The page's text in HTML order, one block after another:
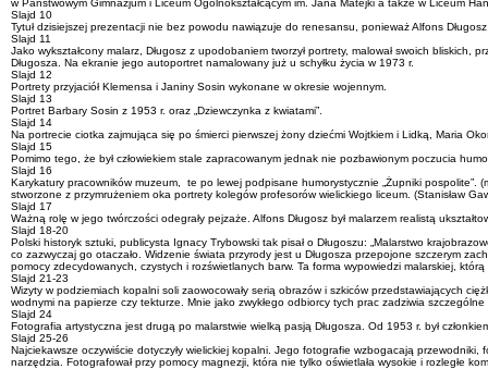
w Państwowym Gimnazjum i Liceum Ogólnokształcącym im. Jana Matejki a także w Liceum
Slajd 10
Tytuł dzisiejszej prezentacji nie bez powodu nawiązuje do renesansu, ponieważ Alfons
Slajd 11
Jako wykształcony malarz, Długosz z upodobaniem tworzył portrety, malował swoich
Długosza. Na ekranie jego autoportret namalowany już u schyłku życia w 1973 r.
Slajd 12
Portrety przyjaciół Klemensa i Janiny Sosin wykonane w okresie wojennym.
Slajd 13
Portret Barbary Sosin z 1953 r. oraz „Dziewczynka z kwiatami”.
Slajd 14
Na portrecie ciotka zajmująca się po śmierci pierwszej żony dziećmi Wojtkiem i Lidką, Maria
Slajd 15
Pomimo tego, że był człowiekiem stale zapracowanym jednak nie pozbawionym poczucia
Slajd 16
Karykatury pracowników muzeum, te po lewej podpisane humorystycznie „Żupniki pospolite”.
stworzone z przymrużeniem oka portrety kolegów profesorów wielickiego liceum. (Stanisław
Slajd 17
Ważną rolę w jego twórczości odegrały pejzaże. Alfons Długosz był malarzem realistą
Slajd 18-20
Polski historyk sztuki, publicysta Ignacy Trybowski tak pisał o Długoszu: „Malarstwo
co zazwyczaj go otaczało. Widzenie świata przyrody jest u Długosza przepojone szczerym
pomocy zdecydowanych, czystych i rozświetlanych barw. Ta forma wypowiedzi malarskiej,
Slajd 21-23
Wizyty w podziemiach kopalni soli zaowocowały serią obrazów i szkiców przedstawiających
wodnymi na papierze czy tekturze. Mnie jako zwykłego odbiorcy tych prac zadziwia
Slajd 24
Fotografia artystyczna jest drugą po malarstwie wielką pasją Długosza. Od 1953 r. był
Slajd 25-26
Najciekawsze oczywiście dotyczyły wielickiej kopalni. Jego fotografie wzbogacają
narzędzia. Fotografował przy pomocy magnezji, która nie tylko oświetlała wysokie i rozległe